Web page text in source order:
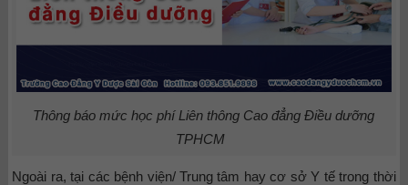
Thông báo mức học phí Liên thông Cao đẳng Điều dưỡng
TPHCM
Ngoài ra, tại các bệnh viện/ Trung tâm hay cơ sở Y tế trong thời